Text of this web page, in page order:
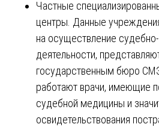
Частные
центры. Данные
на осуществление
деятельности,
государственным бюро
работают врачи, имеющие
судебной медицины и
освидетельствования